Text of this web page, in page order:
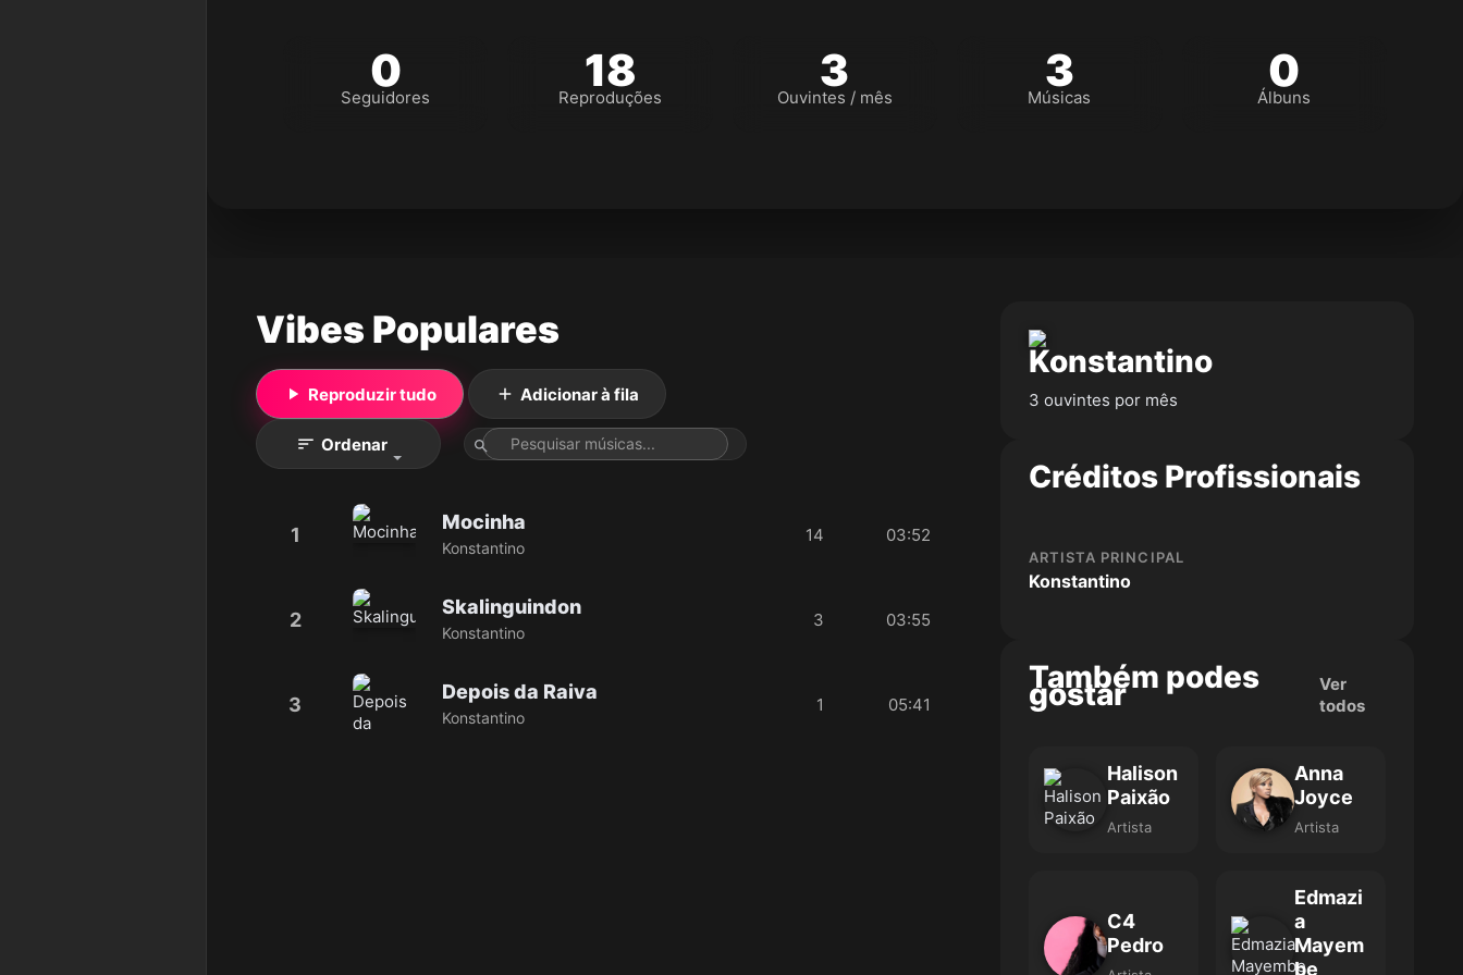
0
Seguidores
18
Reproduções
3
Ouvintes / mês
3
Músicas
0
Álbuns
Vibes Populares
Reproduzir tudo Adicionar à fila
Ordenar
1
Mocinha
Konstantino
14 03:52
2
Skalinguindon
Konstantino
3 03:55
3
Depois da Raiva
Konstantino
1 05:41
Konstantino
3 ouvintes por mês
Créditos Profissionais
ARTISTA PRINCIPAL
Konstantino
Também podes
gostar
Ver
todos
Halison
Paixão
Artista
Anna
Joyce
Artista
C4
Pedro
Edmazi
a
Mayem
be